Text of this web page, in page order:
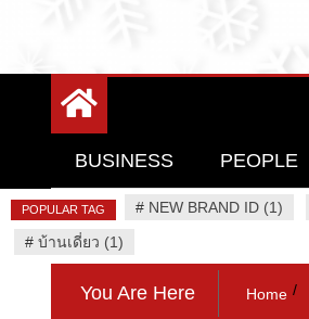
94 Report.com
BUSINESS PEOPLE
POPULAR TAG # NEW BRAND ID (1)
# บ้านเดี่ยว (1)
You Are Here Home